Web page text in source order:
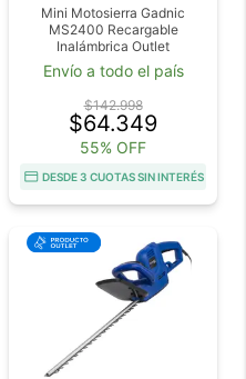
Mini Motosierra Gadnic
MS2400 Recargable
Inalámbrica Outlet
Envío a todo el país
$142.998
$64.349
55% OFF
DESDE 3 CUOTAS SIN INTERÉS